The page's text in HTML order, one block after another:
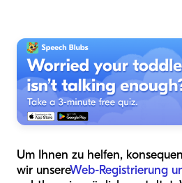
Um Ihnen zu helfen,
wir unsereWeb-Registrierung